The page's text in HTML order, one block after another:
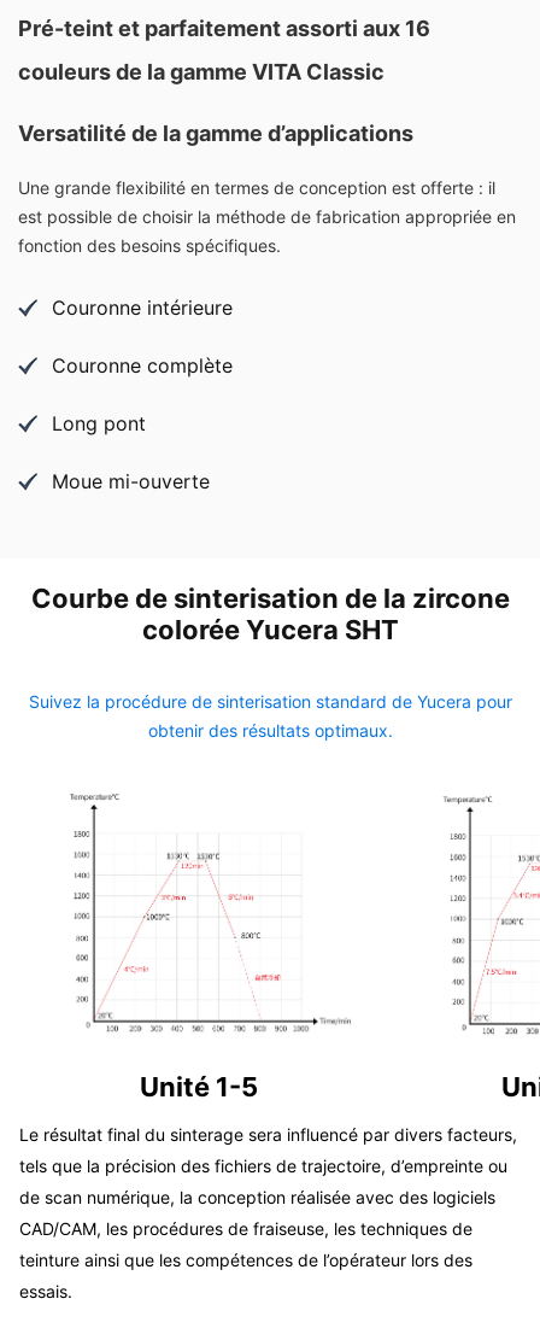
Pré-teint et parfaitement assorti aux 16
couleurs de la gamme VITA Classic
Versatilité de la gamme d’applications
Une grande flexibilité en termes de conception est offerte : il
est possible de choisir la méthode de fabrication appropriée en
fonction des besoins spécifiques.
Couronne intérieure
Couronne complète
Long pont
Moue mi-ouverte
Courbe de sinterisation de la zircone
colorée Yucera SHT
Suivez la procédure de sinterisation standard de Yucera pour
obtenir des résultats optimaux.
Unité 1-5
Le résultat final du sinterage sera influencé par divers facteurs,
tels que la précision des fichiers de trajectoire, d’empreinte ou
de scan numérique, la conception réalisée avec des logiciels
CAD/CAM, les procédures de fraiseuse, les techniques de
teinture ainsi que les compétences de l’opérateur lors des
essais.